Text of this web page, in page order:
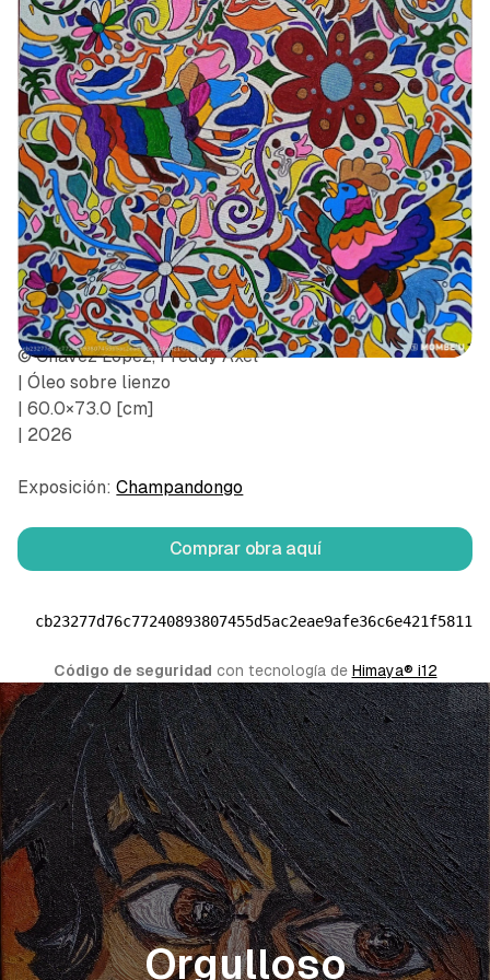
© Chávez López, Freddy Axel
| Óleo sobre lienzo
| 60.0×73.0 [cm]
| 2026
Exposición:Champandongo
Comprar obra aquí
Código de seguridad con tecnología de Himaya® i12
Orgulloso